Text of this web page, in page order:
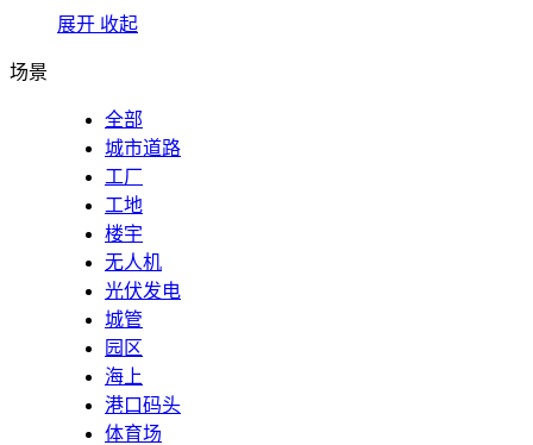
展开 收起
场景
全部
城市道路
工厂
工地
楼宇
无人机
光伏发电
城管
园区
海上
港口码头
体育场